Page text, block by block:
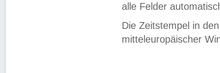
alle Felder
Die Zeitstempel in
mitteleuropäischer